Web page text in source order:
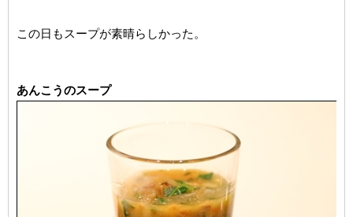
この日もスープが素晴らしかった。
あんこうのスープ